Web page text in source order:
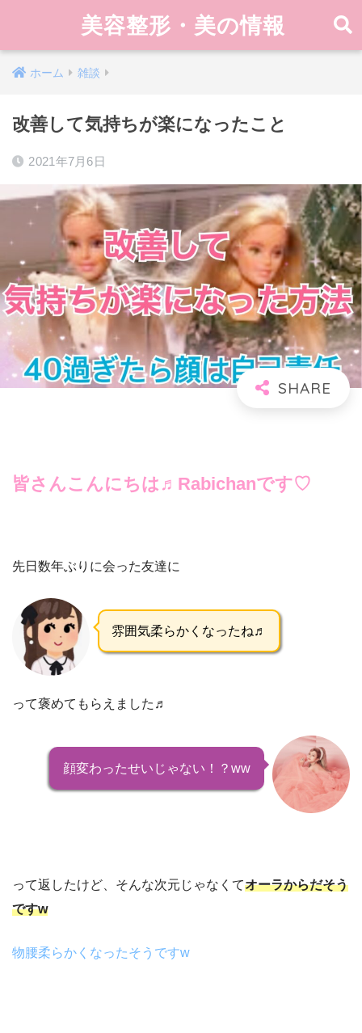
美容整形・美の情報
ホーム 雑談
改善して気持ちが楽になったこと
2021年7月6日
皆さんこんにちは♬Rabichanです♡
先日数年ぶりに会った友達に
雰囲気柔らかくなったね♬
って褒めてもらえました♬
顔変わったせいじゃない！？ww
って返したけど、そんな次元じゃなくてオーラからだそう
ですw
物腰柔らかくなったそうですw